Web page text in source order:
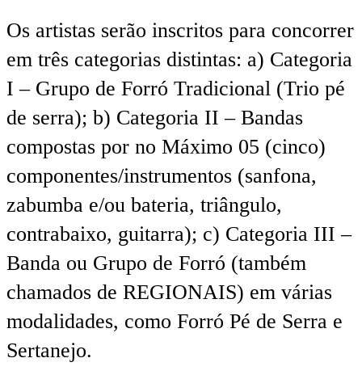
Os artistas serão inscritos para concorrer
em três categorias distintas: a) Categoria
I – Grupo de Forró Tradicional (Trio pé
de serra); b) Categoria II – Bandas
compostas por no Máximo 05 (cinco)
componentes/instrumentos (sanfona,
zabumba e/ou bateria, triângulo,
contrabaixo, guitarra); c) Categoria III –
Banda ou Grupo de Forró (também
chamados de REGIONAIS) em várias
modalidades, como Forró Pé de Serra e
Sertanejo.